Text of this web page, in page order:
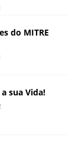
do MITRE
sua Vida!